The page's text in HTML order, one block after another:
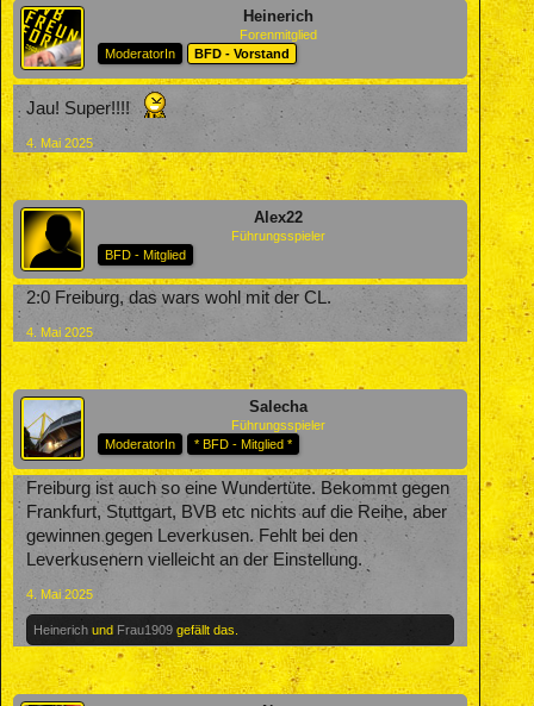
Heinerich
Forenmitglied
ModeratorIn
BFD - Vorstand
Jau! Super!!!!
4. Mai 2025
Alex22
Führungsspieler
BFD - Mitglied
2:0 Freiburg, das wars wohl mit der CL.
4. Mai 2025
Salecha
Führungsspieler
ModeratorIn
* BFD - Mitglied *
Freiburg ist auch so eine Wundertüte. Bekommt gegen
Frankfurt, Stuttgart, BVB etc nichts auf die Reihe, aber
gewinnen gegen Leverkusen. Fehlt bei den
Leverkusenern vielleicht an der Einstellung.
4. Mai 2025
Heinerich und Frau1909 gefällt das.